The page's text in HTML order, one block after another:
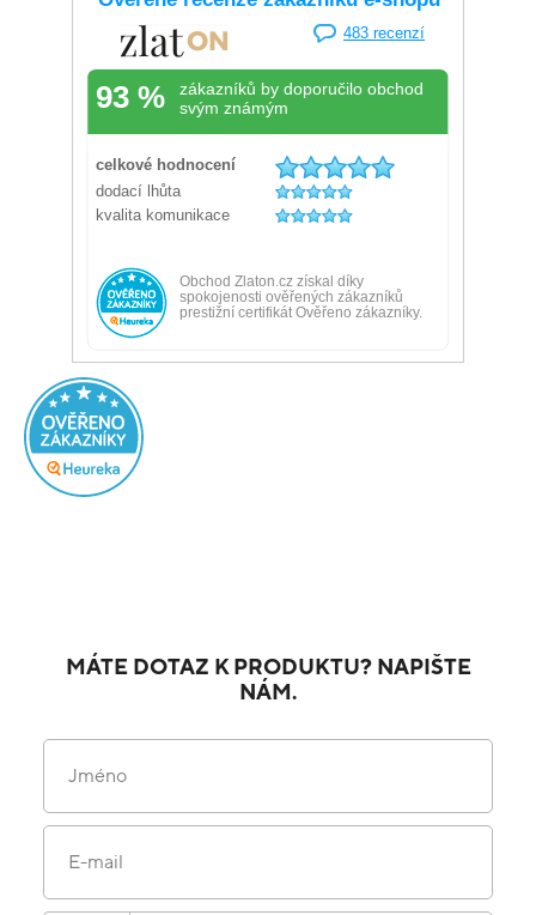
MÁTE DOTAZ K PRODUKTU? NAPIŠTE
NÁM.
Jméno
E-mail